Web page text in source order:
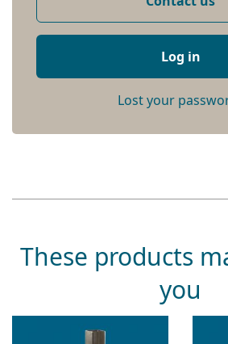
Log in
Lost your
These products
you